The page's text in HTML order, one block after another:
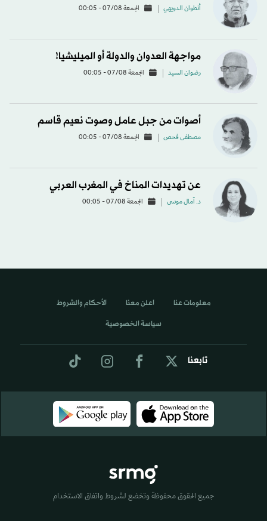
أنطوان الدويهي الجمعة 07/08 - 00:05
مواجهة العدوان والدولة أو الميليشيا!
رضوان السيد الجمعة 07/08 - 00:05
أصوات من جبل عامل وصوت نعيم قاسم
مصطفى فحص الجمعة 07/08 - 00:05
عن تهديدات المناخ في المغرب العربي
د. آمال موسى الجمعة 07/08 - 00:05
تابعنا
معلومات عنا اعلن معنا الأحكام والشروط
سياسة الخصوصية
جميع الحقوق محفوظة وتخضع لشروط واتفاق الاستخدام